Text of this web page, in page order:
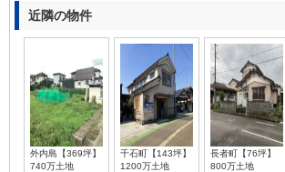
近隣の物件
外内島【369坪】
740万土地
千石町【143坪】
1200万土地
長者町【76坪】
800万土地